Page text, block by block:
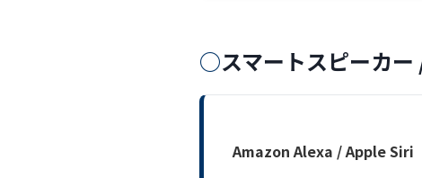
スマートスピーカ
Amazon Alexa / Apple Siri